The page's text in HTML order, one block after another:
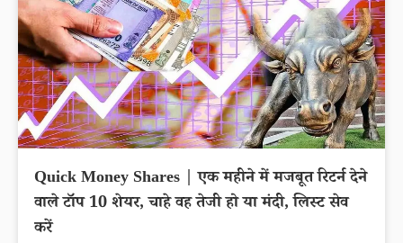
Quick Money Shares | एक महीने में मजबूत रिटर्न देने
वाले टॉप 10 शेयर, चाहे वह तेजी हो या मंदी, लिस्ट सेव
करें